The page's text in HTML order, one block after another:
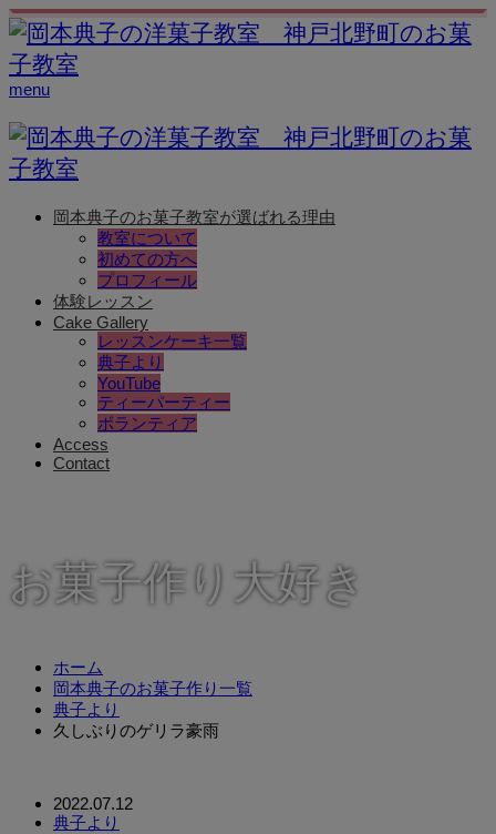
menu
岡本典子のお菓子教室が選ばれる理由
教室について
初めての方へ
プロフィール
体験レッスン
Cake Gallery
レッスンケーキ一覧
典子より
YouTube
ティーパーティー
ボランティア
Access
Contact
お菓子作り大好き
ホーム
岡本典子のお菓子作り一覧
典子より
久しぶりのゲリラ豪雨
2022.07.12
典子より